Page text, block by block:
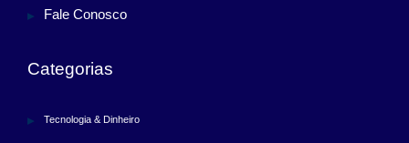
Fale Conosco
Categorias
Tecnologia & Dinheiro